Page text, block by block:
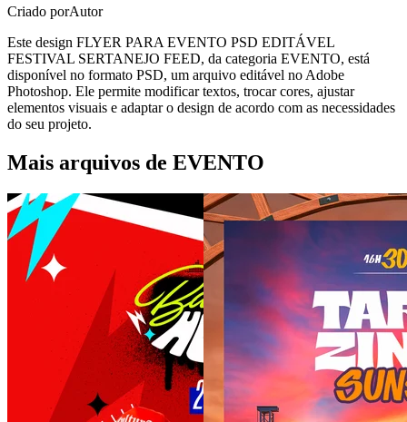
Criado porAutor
Este design FLYER PARA EVENTO PSD EDITÁVEL
FESTIVAL SERTANEJO FEED, da categoria EVENTO, está
disponível no formato PSD, um arquivo editável no Adobe
Photoshop. Ele permite modificar textos, trocar cores, ajustar
elementos visuais e adaptar o design de acordo com as necessidades
do seu projeto.
Mais arquivos de EVENTO